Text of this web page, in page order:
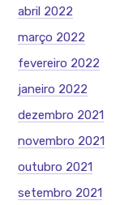
abril 2022
março 2022
fevereiro 2022
janeiro 2022
dezembro 2021
novembro 2021
outubro 2021
setembro 2021